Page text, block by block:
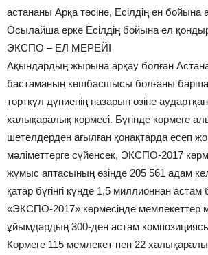
астананы Арқа төсіне, Есілдің ен бойына
Осылайша ерке Есілдің бойына ел
ЭКСПО – ЕЛ МЕРЕЙІ
Ақындардың жырына арқау болған
бастаманың көшбасшысы болғаны
төрткүл дүниенің назарын өзіне
халықаралық көрмесі. Бүгінде көрмеге
шетелдерден ағылған қонақтарда есеп
мәліметтерге сүйенсек, ЭКСПО-2017
жұмыс аптасының өзінде 205 561 адам
қатар бүгінгі күнде 1,5 миллионнан астам
«ЭКСПО-2017» көрмесінде мемлекеттер
ұйымдардың 300-ден астам
Көрмеге 115 мемлекет пен 22